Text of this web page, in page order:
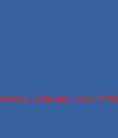
Давида царя и